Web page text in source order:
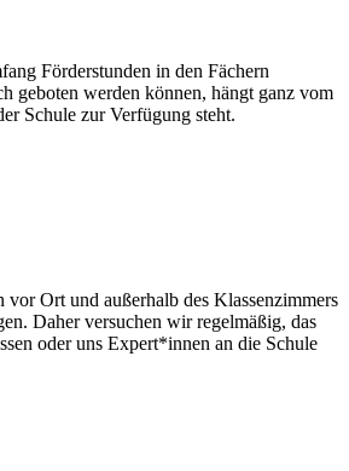
Förderstunden in den Fächern
geboten werden können, hängt ganz vom
Schule zur Verfügung steht.
vor Ort und außerhalb des Klassenzimmers
Daher versuchen wir regelmäßig, das
oder uns Expert*innen an die Schule